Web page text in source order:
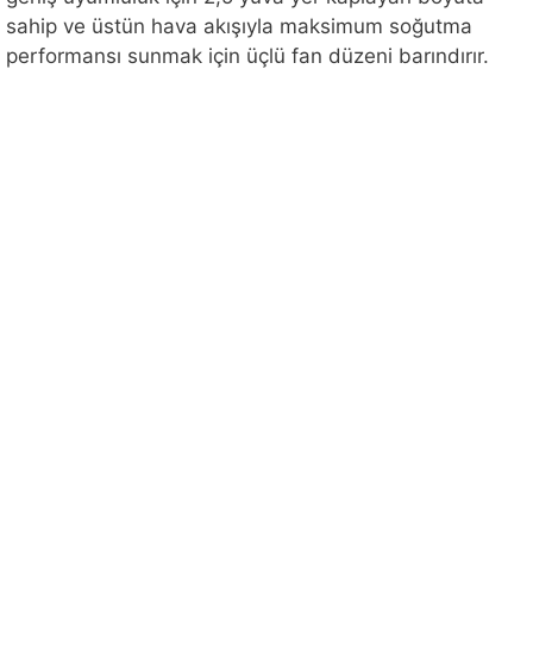
sahip ve üstün hava akışıyla maksimum soğutma
performansı sunmak için üçlü fan düzeni barındırır.